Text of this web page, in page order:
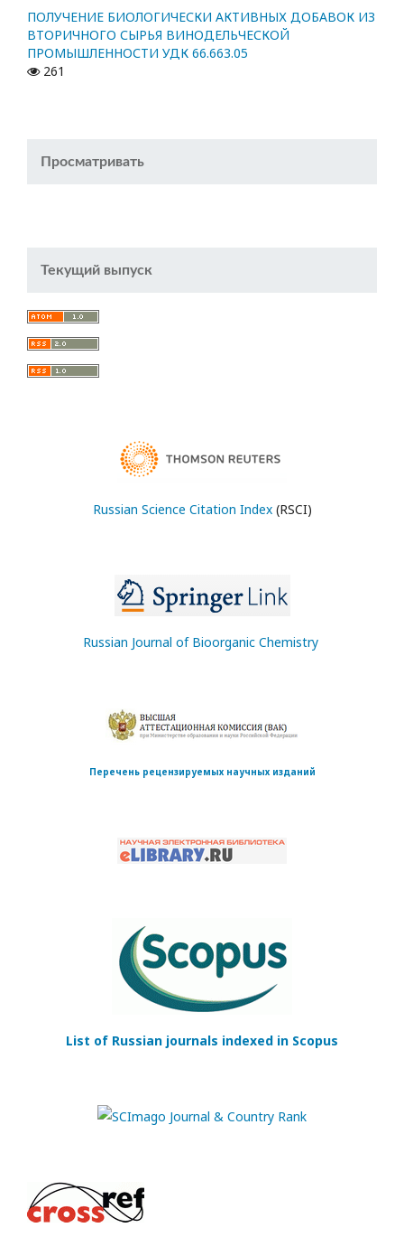
ПОЛУЧЕНИЕ БИОЛОГИЧЕСКИ АКТИВНЫХ ДОБАВОК ИЗ
ВТОРИЧНОГО СЫРЬЯ ВИНОДЕЛЬЧЕСКОЙ
ПРОМЫШЛЕННОСТИ УДК 66.663.05
261
Просматривать
Текущий выпуск
Russian Science Citation Index(RSCI)
Russian Journal of Bioorganic Chemistry
Перечень рецензируемых научных изданий
List of Russian journals indexed in Scopus